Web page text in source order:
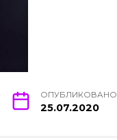
ОПУБЛИКОВАНО
25.07.2020